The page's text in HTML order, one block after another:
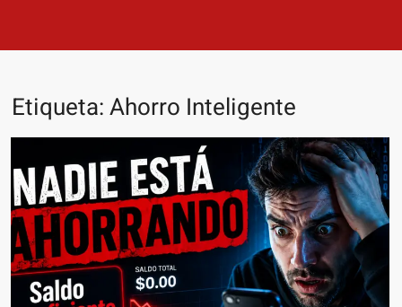
Etiqueta:Ahorro Inteligente